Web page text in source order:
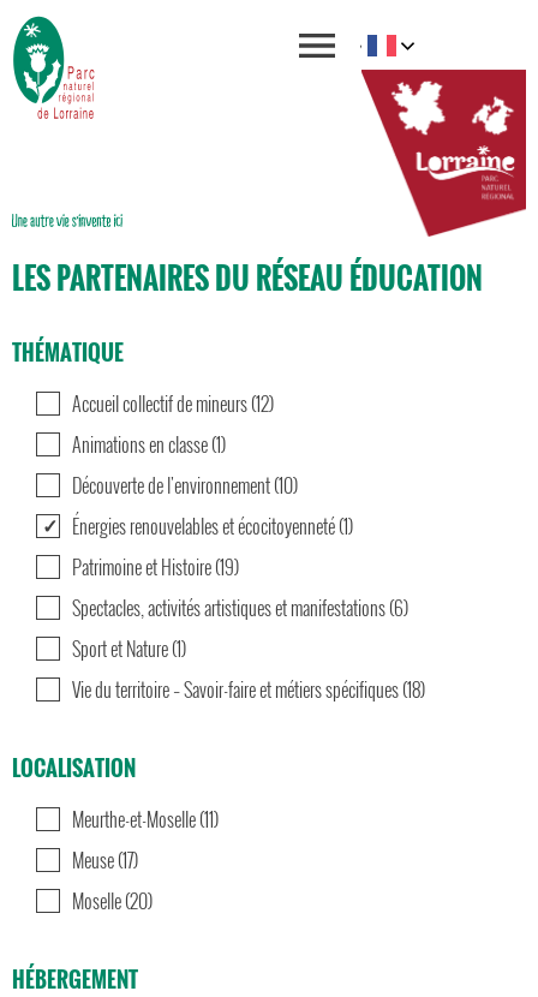
LES PARTENAIRES DU RÉSEAU ÉDUCATION
THÉMATIQUE
Accueil collectif de mineurs (12)
Animations en classe (1)
Découverte de l'environnement (10)
Énergies renouvelables et écocitoyenneté (1)
Patrimoine et Histoire (19)
Spectacles, activités artistiques et manifestations (6)
Sport et Nature (1)
Vie du territoire – Savoir-faire et métiers spécifiques (18)
LOCALISATION
Meurthe-et-Moselle (11)
Meuse (17)
Moselle (20)
HÉBERGEMENT